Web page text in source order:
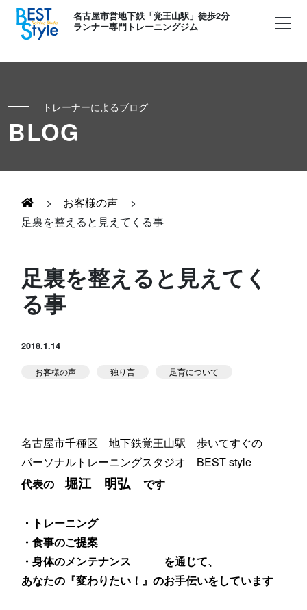
名古屋市営地下鉄「覚王山駅」徒歩2分
ランナー専門トレーニングジム
初めての方へ
お客様の声
足育
Runner's パーソナル
Runner's ピラティス
キッズ・かけっこ
お知らせ
NEWS
体験予約する TELする
トレーナーによるブログ
BLOG
> お客様の声
>
足裏を整えると見えてくる事
足裏を整えると見えてく
る事
2018.1.14
お客様の声 独り言 足育について
名古屋市千種区 地下鉄覚王山駅 歩いてすぐの
パーソナルトレーニングスタジオ BEST style
代表の堀江 明弘 です
・トレーニング
・食事のご提案
・身体のメンテナンス を通じて、
あなたの『変わりたい！』のお手伝いをしています